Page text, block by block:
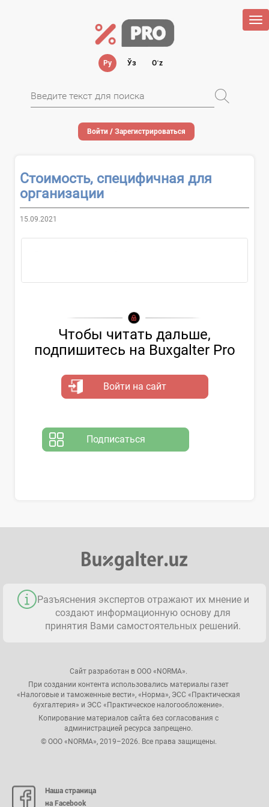
Ру Ўз Oʻz
Войти / Зарегистрироваться
Стоимость, специфичная для
организации
15.09.2021
Чтобы читать дальше,
подпишитесь на Buxgalter Pro
Войти на сайт
Подписаться
Разъяснения экспертов отражают их мнение и
создают информационную основу для
принятия Вами самостоятельных решений.
Сайт разработан в ООО «NORMA».
При создании контента использовались материалы газет
«Налоговые и таможенные вести», «Норма», ЭСС «Практическая
бухгалтерия» и ЭСС «Практическое налогообложение».
Копирование материалов сайта без согласования с
администрацией ресурса запрещено.
© ООО «NORMA», 2019–2026. Все права защищены.
Наша страница
на Facebook